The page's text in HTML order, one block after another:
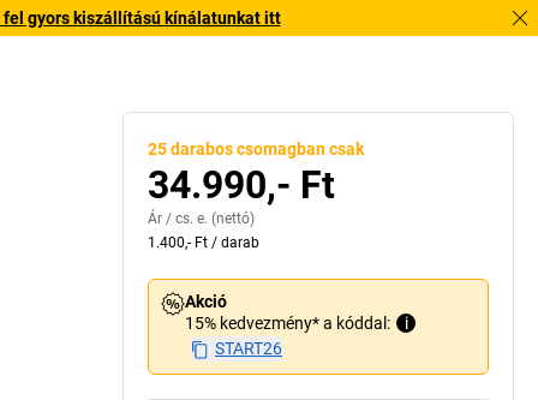
fel gyors kiszállítású kínálatunkat itt
25 darabos csomagban csak
34.990,- Ft
Ár / cs. e. (nettó)
1.400,- Ft / darab
Akció
15% kedvezmény* a kóddal:
i
START26